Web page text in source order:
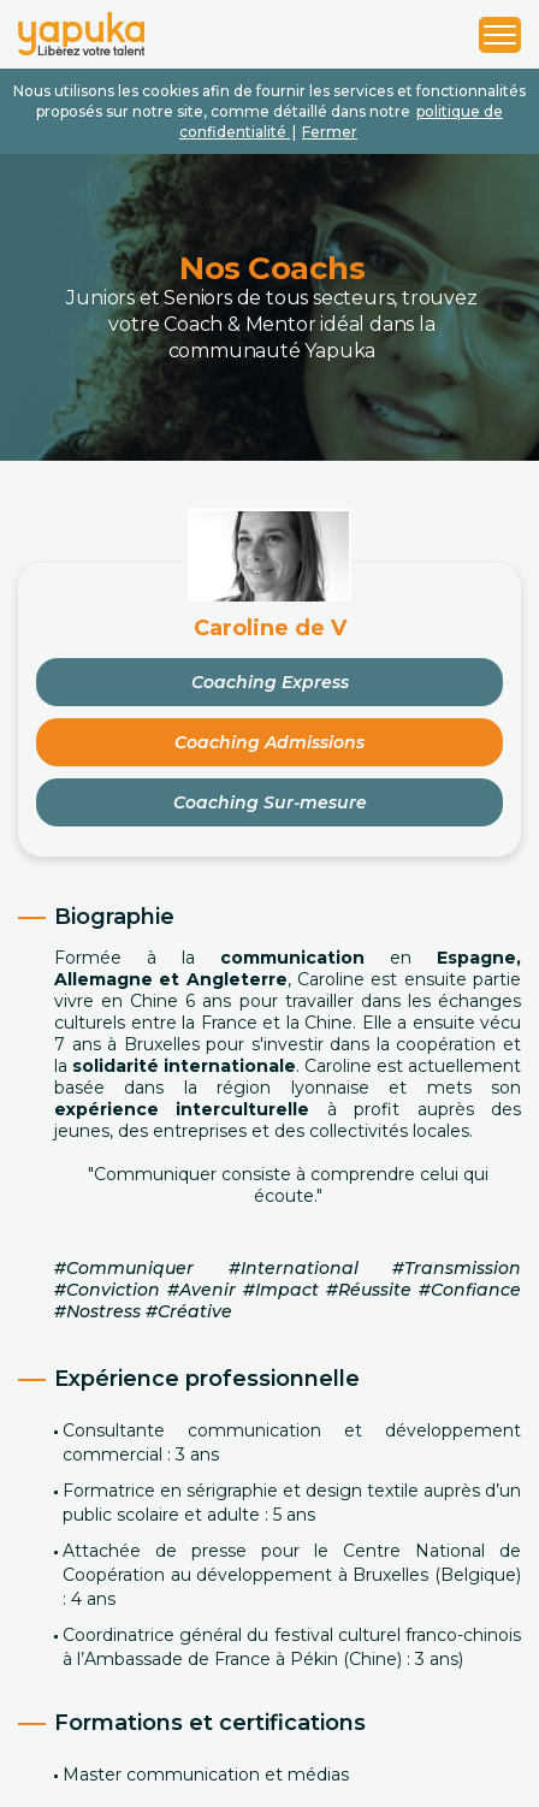
Nous utilisons les cookies afin de fournir les services et fonctionnalités
proposés sur notre site, comme détaillé dans notre politique de
confidentialité
Fermer
1
2
3
Nos Coachs
Juniors et Seniors de tous secteurs, trouvez
votre Coach & Mentor idéal dans la
communauté Yapuka
Caroline de V
Coaching Express
Coaching Admissions
Coaching Sur-mesure
Biographie
Formée à la communication en Espagne,
Allemagne et Angleterre, Caroline est ensuite partie
vivre en Chine 6 ans pour travailler dans les échanges
culturels entre la France et la Chine. Elle a ensuite vécu
7 ans à Bruxelles pour s'investir dans la coopération et
la solidarité internationale. Caroline est actuellement
basée dans la région lyonnaise et mets son
expérience interculturelle à profit auprès des
jeunes, des entreprises et des collectivités locales.
"Communiquer consiste à comprendre celui qui
écoute."
#Communiquer #International #Transmission
#Conviction #Avenir #Impact #Réussite #Confiance
#Nostress #Créative
Expérience professionnelle
Consultante communication et développement
commercial : 3 ans
Formatrice en sérigraphie et design textile auprès d’un
public scolaire et adulte : 5 ans
Attachée de presse pour le Centre National de
Coopération au développement à Bruxelles (Belgique)
: 4 ans
Coordinatrice général du festival culturel franco-chinois
à l’Ambassade de France à Pékin (Chine) : 3 ans)
Formations et certifications
Master communication et médias